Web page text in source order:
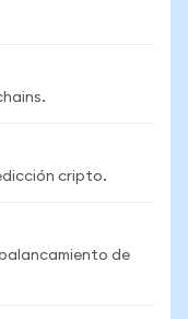
cripto.
de